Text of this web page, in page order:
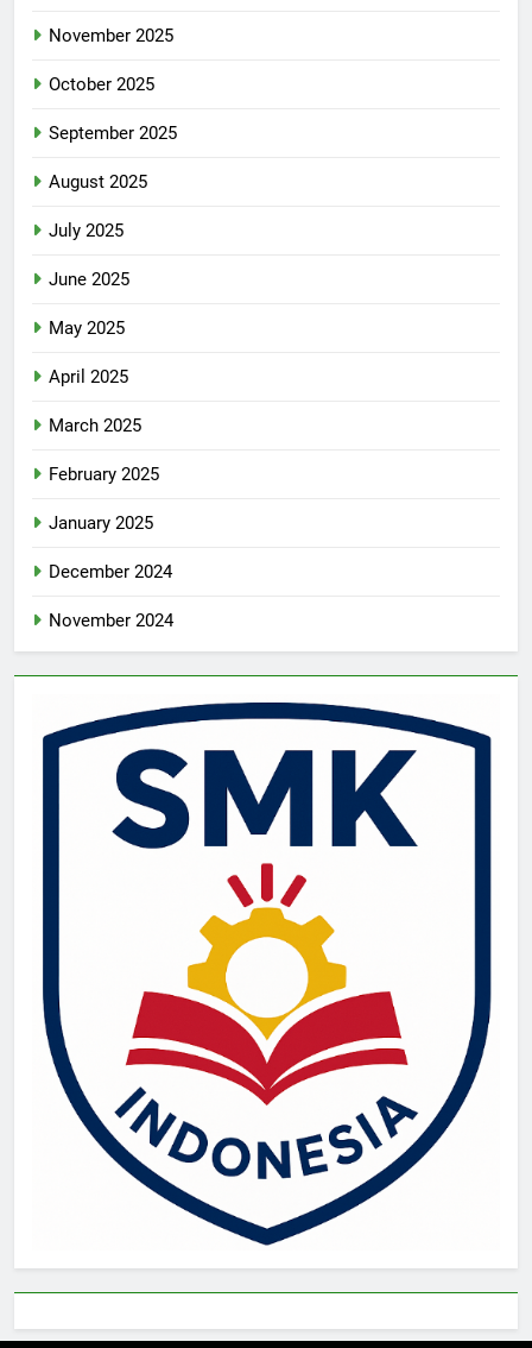
November 2025
October 2025
September 2025
August 2025
July 2025
June 2025
May 2025
April 2025
March 2025
February 2025
January 2025
December 2024
November 2024